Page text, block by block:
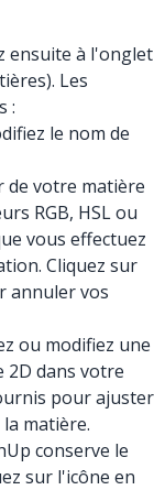
ensuite à l'onglet
Les
:
le nom de
de votre matière
RGB, HSL ou
vous effectuez
Cliquez sur
annuler vos
ou modifiez une
2D dans votre
pour ajuster
matière.
conserve le
sur l'icône en